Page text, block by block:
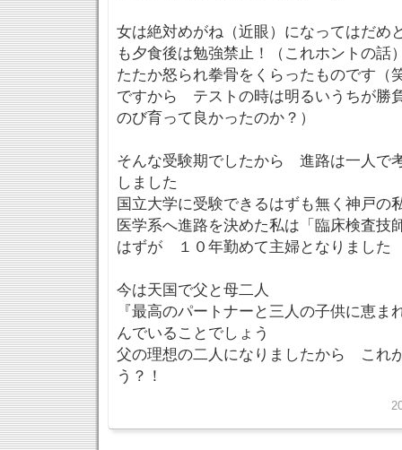
女は絶対めがね（近眼）になってはだ
も夕食後は勉強禁止！（これホントの
たたか怒られ拳骨をくらったものです（
ですから テストの時は明るいうちが勝
のび育って良かったのか？）
そんな受験期でしたから 進路は一人で
しました
国立大学に受験できるはずも無く神戸の
医学系へ進路を決めた私は「臨床検査技
はずが １０年勤めて主婦となりました
今は天国で父と母二人
『最高のパートナーと三人の子供に恵ま
んでいることでしょう
父の理想の二人になりましたから これ
う？！